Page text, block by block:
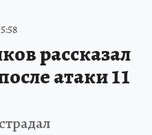
рассказал
атаки 11